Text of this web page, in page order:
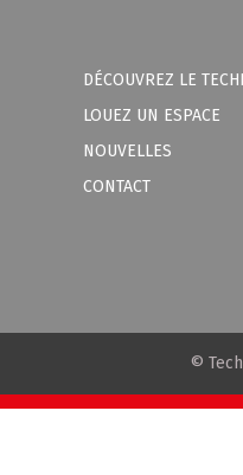
DÉCOUVREZ LE
LOUEZ UN ESPACE
NOUVELLES
CONTACT
©